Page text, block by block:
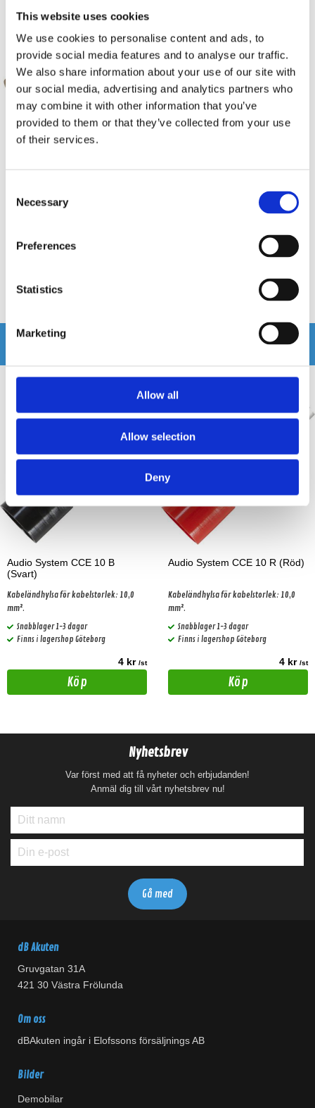
This website uses cookies
We use cookies to personalise content and ads, to
provide social media features and to analyse our traffic.
We also share information about your use of our site with
our social media, advertising and analytics partners who
may combine it with other information that you’ve
provided to them or that they’ve collected from your use
of their services.
Selection
Necessary
Preferences
Statistics
Marketing
Allow all
Allow selection
Deny
Distansring till Toyota Corolla (E11)
Distansring till Toyota Corolla (E10)
Andra köpte även
Audio System CCE 10 B
(Svart)
Kabeländhylsa för kabelstorlek: 10,0
mm².
Snabblager 1-3 dagar
Finns i lagershop Göteborg
4 kr /st
Köp
Audio System CCE 10 R (Röd)
Kabeländhylsa för kabelstorlek: 10,0
mm².
Snabblager 1-3 dagar
Finns i lagershop Göteborg
4 kr /st
Köp
Nyhetsbrev
Var först med att få nyheter och erbjudanden!
Anmäl dig till vårt nyhetsbrev nu!
dB Akuten
Gruvgatan 31A
421 30 Västra Frölunda
Om oss
dBAkuten ingår i Elofssons försäljnings AB
Bilder
Demobilar